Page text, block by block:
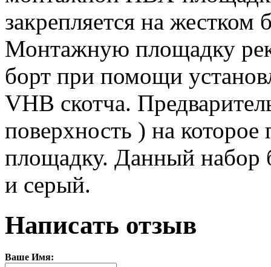
закрепляется на жестком
Монтажную площадку
борт при помощи
VHB скотча.
поверхность ) на
площадку. Данный набор
и серый.
Написать отзыв
Ваше Имя: